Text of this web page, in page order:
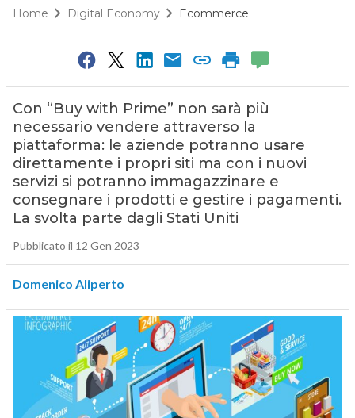
Home Digital Economy Ecommerce
Con “Buy with Prime” non sarà più
necessario vendere attraverso la
piattaforma: le aziende potranno usare
direttamente i propri siti ma con i nuovi
servizi si potranno immagazzinare e
consegnare i prodotti e gestire i pagamenti.
La svolta parte dagli Stati Uniti
Pubblicato il 12 Gen 2023
Domenico Aliperto